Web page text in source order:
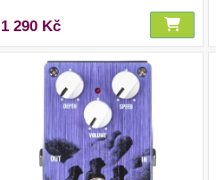
1 290 Kč